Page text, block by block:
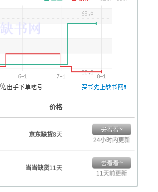
价格
京东缺货8天
24小时内更新
当当缺货11天
11天前更新